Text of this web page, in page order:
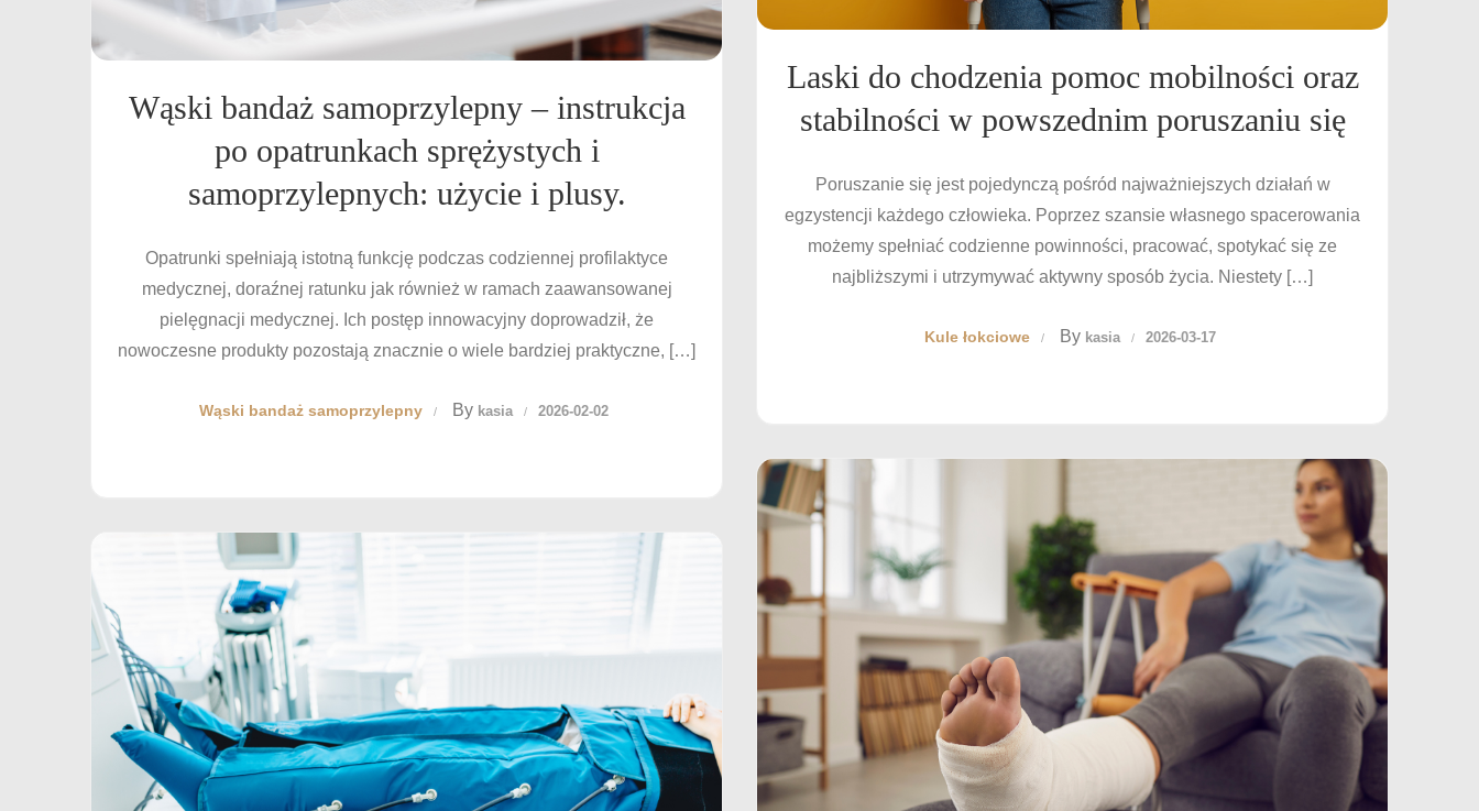
Laski do chodzenia pomoc mobilności oraz
stabilności w powszednim poruszaniu się
Poruszanie się jest pojedynczą pośród najważniejszych działań w
egzystencji każdego człowieka. Poprzez szansie własnego spacerowania
możemy spełniać codzienne powinności, pracować, spotykać się ze
najbliższymi i utrzymywać aktywny sposób życia. Niestety […]
Kule łokciowe By kasia 2026-03-17
Wąski bandaż samoprzylepny – instrukcja
po opatrunkach sprężystych i
samoprzylepnych: użycie i plusy.
Opatrunki spełniają istotną funkcję podczas codziennej profilaktyce
medycznej, doraźnej ratunku jak również w ramach zaawansowanej
pielęgnacji medycznej. Ich postęp innowacyjny doprowadził, że
nowoczesne produkty pozostają znacznie o wiele bardziej praktyczne, […]
Wąski bandaż samoprzylepny By kasia 2026-02-02